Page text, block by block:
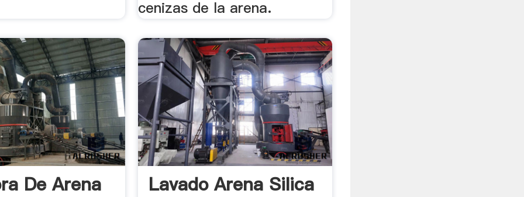
cenizas de la arena.
De Arena
Lavado Arena Silica